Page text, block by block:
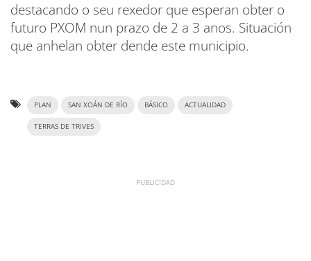
destacando o seu rexedor que esperan obter o
futuro PXOM nun prazo de 2 a 3 anos. Situación
que anhelan obter dende este municipio.
PLAN SAN XOÁN DE RÍO BÁSICO ACTUALIDAD
TERRAS DE TRIVES